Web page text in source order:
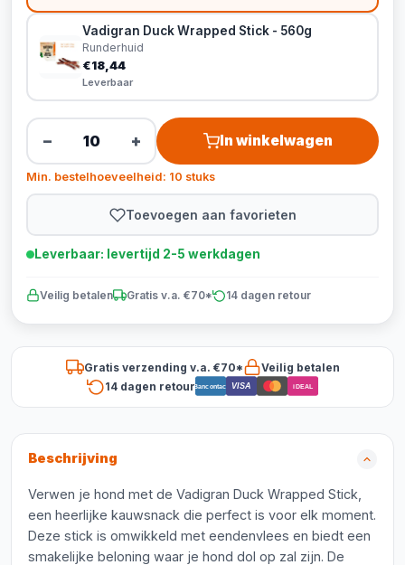
Vadigran Duck Wrapped Stick - 560g
Runderhuid
€18,44
Leverbaar
− + In winkelwagen
Min. bestelhoeveelheid: 10 stuks
Toevoegen aan favorieten
Leverbaar: levertijd 2-5 werkdagen
Veilig betalen Gratis v.a. €70* 14 dagen retour
Gratis verzending v.a. €70*
Veilig betalen
14 dagen retourBancontact VISA iDEAL
Beschrijving
Verwen je hond met de Vadigran Duck Wrapped Stick,
een heerlijke kauwsnack die perfect is voor elk moment.
Deze stick is omwikkeld met eendenvlees en biedt een
smakelijke beloning waar je hond dol op zal zijn. De